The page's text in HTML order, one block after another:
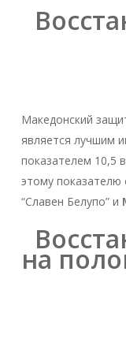
Македонский
является лучшим
показателем 10,5
этому показателю
“Славен Белупо” и
на